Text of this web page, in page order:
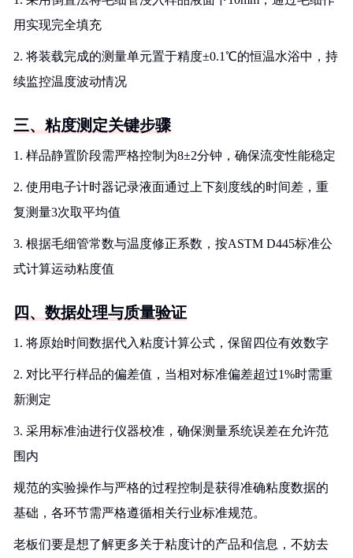
用实现完全填充
2. 将装载完成的测量单元置于精度±0.1℃的恒温水浴中，持
续监控温度波动情况
三、粘度测定关键步骤
1. 样品静置阶段需严格控制为8±2分钟，确保流变性能稳定
2. 使用电子计时器记录液面通过上下刻度线的时间差，重
复测量3次取平均值
3. 根据毛细管常数与温度修正系数，按ASTM D445标准公
式计算运动粘度值
四、数据处理与质量验证
1. 将原始时间数据代入粘度计算公式，保留四位有效数字
2. 对比平行样品的偏差值，当相对标准偏差超过1%时需重
新测定
3. 采用标准油进行仪器校准，确保测量系统误差在允许范
围内
规范的实验操作与严格的过程控制是获得准确粘度数据的
基础，各环节需严格遵循相关行业标准规范。
老板们要是想了解更多关于粘度计的产品和信息，不妨去